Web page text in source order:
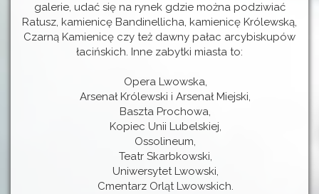
galerie, udać się na rynek gdzie można podziwiać
Ratusz, kamienicę Bandinellicha, kamienicę Królewską,
Czarną Kamienicę czy też dawny pałac arcybiskupów
łacińskich. Inne zabytki miasta to:
Opera Lwowska,
Arsenał Królewski i Arsenał Miejski,
Baszta Prochowa,
Kopiec Unii Lubelskiej,
Ossolineum,
Teatr Skarbkowski,
Uniwersytet Lwowski,
Cmentarz Orląt Lwowskich.